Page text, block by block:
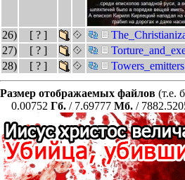
26) [ ? ]
27)
[ ? ]
28)
[ ? ] Towers_emitters
Размер отображаемых файлов (т.е.
0.00752 Гб. / 7.69777 Мб. /